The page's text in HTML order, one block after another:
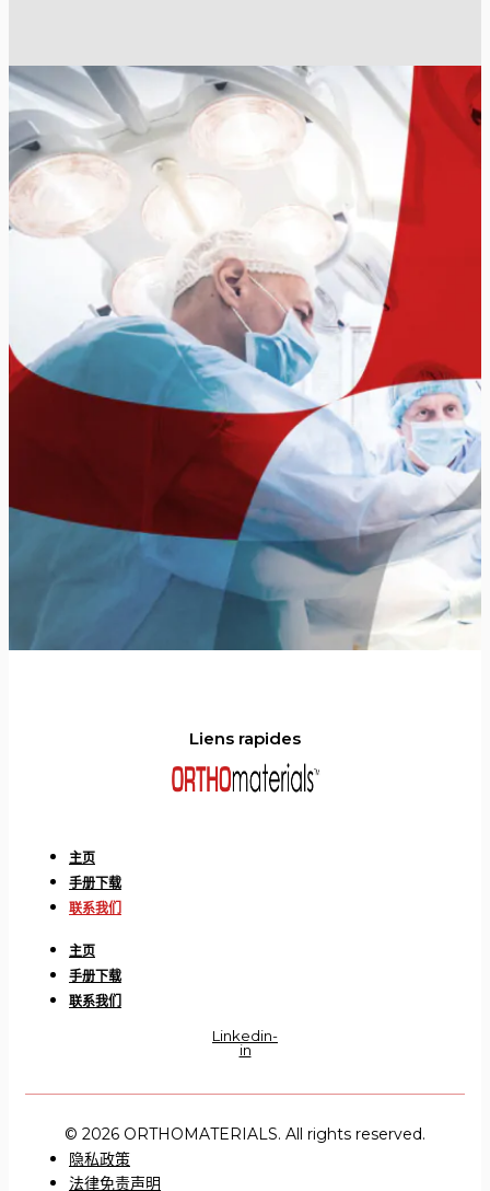
Liens rapides
主页
手册下载
联系我们
主页
手册下载
联系我们
Linkedin-
in
© 2026 ORTHOMATERIALS. All rights reserved.
隐私政策
法律免责声明